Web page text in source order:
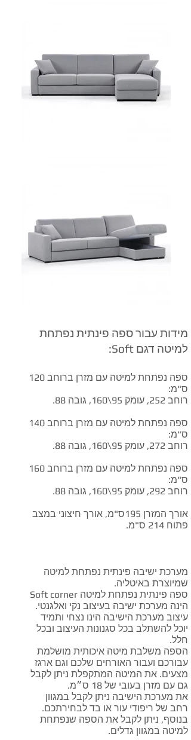
מידות עבור ספה פינתית נפתחת
למיטה דגם Soft:
ספה נפתחת למיטה עם מזרן ברוחב 120
ס"מ:
רוחב 252, עומק 95\160, גובה 88.
ספה נפתחת למיטה עם מזרן ברוחב 140
ס"מ:
רוחב 272, עומק 95\160, גובה 88.
ספה נפתחת למיטה עם מזרן ברוחב 160
ס"מ:
רוחב 292, עומק 95\160, גובה 88.
אורך המזרן 195ס"מ, אורך חיצוני במצב
פתוח 214 ס"מ.
מערכת ישיבה פינתית נפתחת למיטה
שמיוצרת באיטליה.
ספה פינתית נפתחת למיטה Soft corner
הינה מערכת ישיבה בעיצוב נקי ואלגנטי.
עיצוב מערכת הישיבה הינו נצחי ותמיד
יוכל להשתלב בכל סגנונות העיצוב ובכל
חלל.
הספה משלבת מיטה איכותית מושלמת
עבורכם ועבור האורחים שלכם וגם ארגז
מצעים. את המיטה המתקפלת ניתן לקבל
גם עם מזרן בעובי של 18 ס״מ.
את מערכת הישיבה ניתן לקבל במגוון
רחב של ריפודי עור או בד לבחירתכם.
בנוסף, ניתן לקבל את הספה שנפתחת
למיטה במגוון גדלים.